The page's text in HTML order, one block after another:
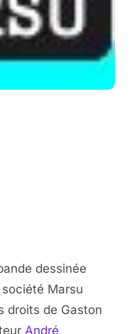
dessinée
Marsu
droits de Gaston
André